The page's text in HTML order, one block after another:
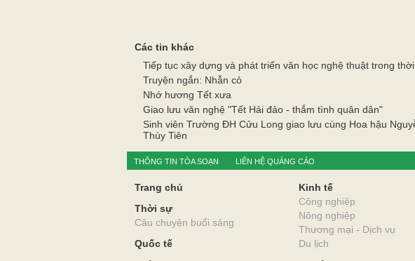
Các tin khác
Tiếp tục xây dựng và phát triển văn học nghệ thuật trong
Truyện ngắn: Nhẫn cỏ
Nhớ hương Tết xưa
Giao lưu văn nghệ "Tết Hải đảo - thắm tình quân dân"
Sinh viên Trường ĐH Cửu Long giao lưu cùng Hoa hậu
Thùy Tiên
THÔNG TIN TÒA SOẠN LIÊN HỆ QUẢNG CÁO
Trang chủ
Thời sự
Câu chuyện buổi sáng
Quốc tế
Kinh tế
Công nghiệp
Nông nghiệp
Thương mại - Dịch vụ
Du lịch